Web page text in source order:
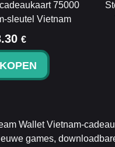
75000
sleutel Vietnam
€
KOPEN
Wallet Vietnam-
games,